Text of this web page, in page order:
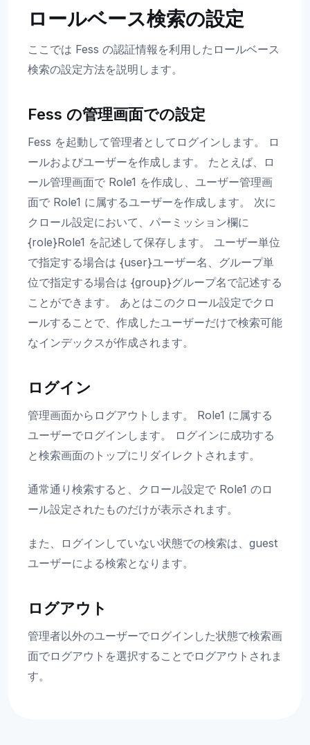
ロールベース検索の設定
ここでは Fess の認証情報を利用したロールベース
検索の設定方法を説明します。
Fess の管理画面での設定
Fess を起動して管理者としてログインします。 ロ
ールおよびユーザーを作成します。 たとえば、ロ
ール管理画面で Role1 を作成し、ユーザー管理画
面で Role1 に属するユーザーを作成します。 次に
クロール設定において、パーミッション欄に
{role}Role1 を記述して保存します。 ユーザー単位
で指定する場合は {user}ユーザー名、グループ単
位で指定する場合は {group}グループ名で記述する
ことができます。 あとはこのクロール設定でクロ
ールすることで、作成したユーザーだけで検索可能
なインデックスが作成されます。
ログイン
管理画面からログアウトします。 Role1 に属する
ユーザーでログインします。 ログインに成功する
と検索画面のトップにリダイレクトされます。
通常通り検索すると、クロール設定で Role1 のロ
ール設定されたものだけが表示されます。
また、ログインしていない状態での検索は、guest
ユーザーによる検索となります。
ログアウト
管理者以外のユーザーでログインした状態で検索画
面でログアウトを選択することでログアウトされま
す。